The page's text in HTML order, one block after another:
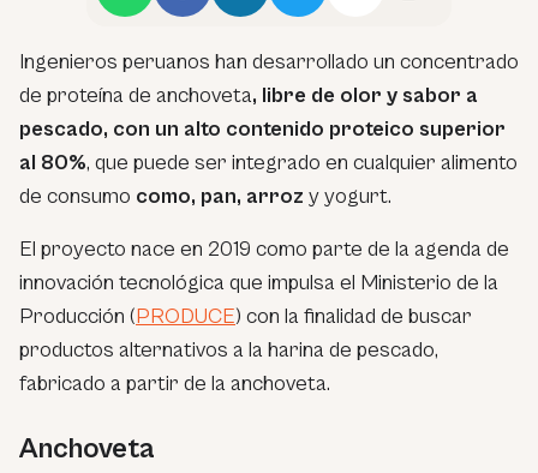
Ingenieros peruanos han desarrollado un concentrado
de proteína de anchoveta, libre de olor y sabor a
pescado, con un alto contenido proteico superior
al 80%, que puede ser integrado en cualquier alimento
de consumo como, pan, arroz y yogurt.
El proyecto nace en 2019 como parte de la agenda de
innovación tecnológica que impulsa el Ministerio de la
Producción (PRODUCE) con la finalidad de buscar
productos alternativos a la harina de pescado,
fabricado a partir de la anchoveta.
Anchoveta